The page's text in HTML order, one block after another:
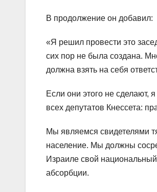
В продолжение он добавил:
«Я решил провести это
сих пор не была создана.
должна взять на себя
Если они этого не сделают,
всех депутатов Кнессета:
Мы являемся свидетелями
население. Мы должны
Израиле свой
абсорбции.